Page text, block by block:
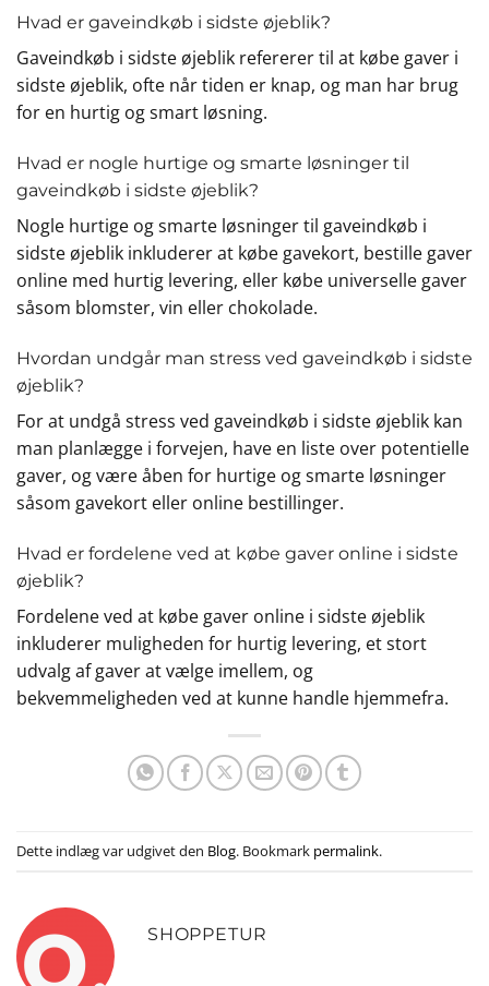
Hvad er gaveindkøb i sidste øjeblik?
Gaveindkøb i sidste øjeblik refererer til at købe gaver i
sidste øjeblik, ofte når tiden er knap, og man har brug
for en hurtig og smart løsning.
Hvad er nogle hurtige og smarte løsninger til
gaveindkøb i sidste øjeblik?
Nogle hurtige og smarte løsninger til gaveindkøb i
sidste øjeblik inkluderer at købe gavekort, bestille gaver
online med hurtig levering, eller købe universelle gaver
såsom blomster, vin eller chokolade.
Hvordan undgår man stress ved gaveindkøb i sidste
øjeblik?
For at undgå stress ved gaveindkøb i sidste øjeblik kan
man planlægge i forvejen, have en liste over potentielle
gaver, og være åben for hurtige og smarte løsninger
såsom gavekort eller online bestillinger.
Hvad er fordelene ved at købe gaver online i sidste
øjeblik?
Fordelene ved at købe gaver online i sidste øjeblik
inkluderer muligheden for hurtig levering, et stort
udvalg af gaver at vælge imellem, og
bekvemmeligheden ved at kunne handle hjemmefra.
Dette indlæg var udgivet den Blog. Bookmark permalink.
SHOPPETUR